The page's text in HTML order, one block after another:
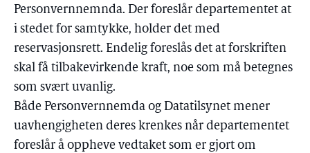
Personvernnemnda. Der foreslår departementet at
i stedet for samtykke, holder det med
reservasjonsrett. Endelig foreslås det at forskriften
skal få tilbakevirkende kraft, noe som må betegnes
som svært uvanlig.
Både Personvernnemda og Datatilsynet mener
uavhengigheten deres krenkes når departementet
foreslår å oppheve vedtaket som er gjort om